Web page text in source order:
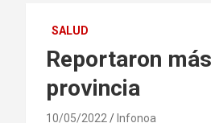
SALUD
Reportaron
provincia
10/05/2022 Infonoa